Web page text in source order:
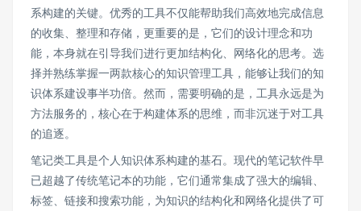
系构建的关键。优秀的工具不仅能帮助我们高效地完成信息
的收集、整理和存储，更重要的是，它们的设计理念和功
能，本身就在引导我们进行更加结构化、网络化的思考。选
择并熟练掌握一两款核心的知识管理工具，能够让我们的知
识体系建设事半功倍。然而，需要明确的是，工具永远是为
方法服务的，核心在于构建体系的思维，而非沉迷于对工具
的追逐。
笔记类工具是个人知识体系构建的基石。现代的笔记软件早
已超越了传统笔记本的功能，它们通常集成了强大的编辑、
标签、链接和搜索功能，为知识的结构化和网络化提供了可